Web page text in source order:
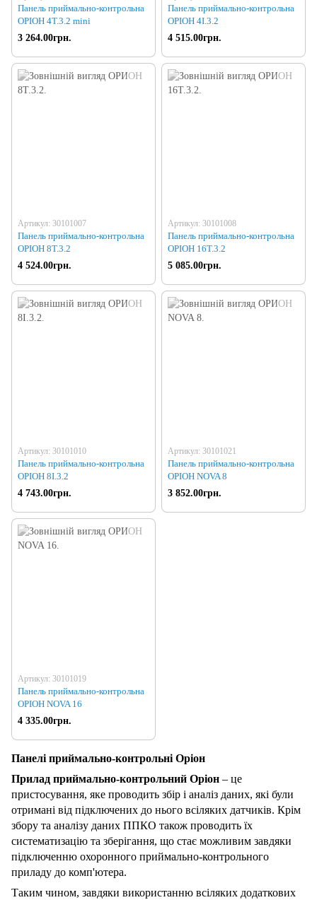
Панель приймально-контрольна
ОРІОН 4Т.3.2 mini
3 264.00грн.
Панель приймально-контрольна
ОРІОН 4I.3.2
4 515.00грн.
Артикул: 30101007
Панель приймально-контрольна
ОРІОН 8Т.3.2
4 524.00грн.
Артикул: 30101008
Панель приймально-контрольна
ОРІОН 16Т.3.2
5 085.00грн.
Артикул: 30101010
Панель приймально-контрольна
ОРІОН 8I.3.2
4 743.00грн.
Артикул: 30101021
Панель приймально-контрольна
ОРІОН NOVA 8
3 852.00грн.
Артикул: 30101019
Панель приймально-контрольна
ОРІОН NOVA 16
4 335.00грн.
Панелі приймально-контрольні Оріон
Прилад приймально-контрольний Оріон – це
пристосування, яке проводить збір і аналіз даних, які були
отримані від підключених до нього всіляких датчиків. Крім
збору та аналізу даних ППКО також проводить їх
систематизацію та зберігання, що стає можливим завдяки
підключенню охоронного приймально-контрольного
приладу до комп'ютера.
Таким чином, завдяки використанню всіляких додаткових